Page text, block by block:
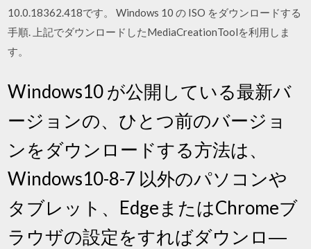
10.0.18362.418です。 Windows 10 の ISO をダウンロードする
手順. 上記でダウンロードしたMediaCreationToolを利用しま
す。
Windows10 が公開している最新バ
ージョンの、ひとつ前のバージョ
ンをダウンロードする方法は、
Windows10-8-7 以外のパソコンや
タブレット、EdgeまたはChromeブ
ラウザの設定をすればダウンロ―